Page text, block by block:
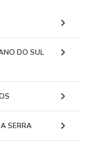
DO SUL
SERRA